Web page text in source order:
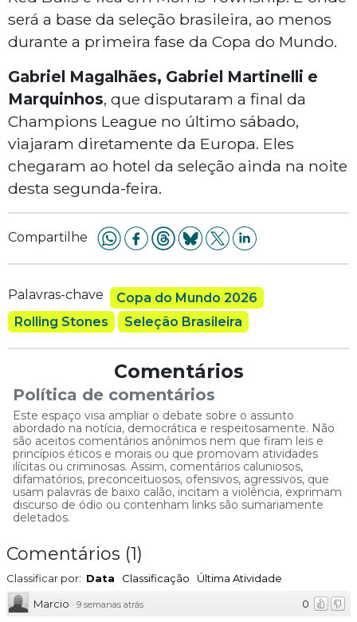
será a base da seleção brasileira, ao menos
durante a primeira fase da Copa do Mundo.
Gabriel Magalhães, Gabriel Martinelli e
Marquinhos, que disputaram a final da
Champions League no último sábado,
viajaram diretamente da Europa. Eles
chegaram ao hotel da seleção ainda na noite
desta segunda-feira.
Compartilhe
Palavras-chave
Copa do Mundo 2026
Rolling Stones
Seleção Brasileira
Comentários
Política de comentários
Este espaço visa ampliar o debate sobre o assunto
abordado na notícia, democrática e respeitosamente. Não
são aceitos comentários anônimos nem que firam leis e
princípios éticos e morais ou que promovam atividades
ilícitas ou criminosas. Assim, comentários caluniosos,
difamatórios, preconceituosos, ofensivos, agressivos, que
usam palavras de baixo calão, incitam a violência, exprimam
discurso de ódio ou contenham links são sumariamente
deletados.
Comentários (1)
Classificar por: Data Classificação
Última Atividade
0
Marcio · 9 semanas atrás